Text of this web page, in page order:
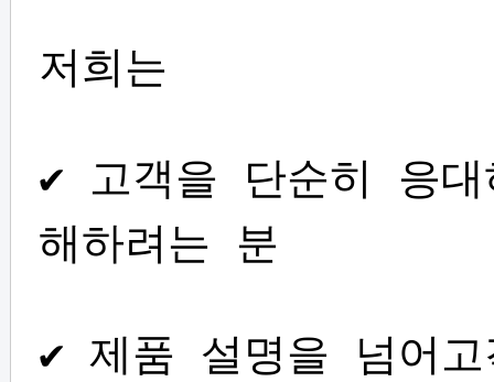
저희는
✔ 고객을 단순히 응
해하려는 분
✔ 제품 설명을 넘어